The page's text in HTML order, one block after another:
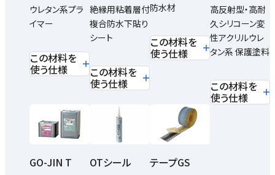
ウレタン系プラ
イマー
この材料を
使う仕様
絶縁用粘着層付
複合防水下貼り
シート
この材料を
使う仕様
防水材
この材料を
使う仕様
高反射型・高耐
久シリコーン変
性アクリルウレ
タン系 保護塗料
この材料を
使う仕様
GO-JIN T OTシール テープGS